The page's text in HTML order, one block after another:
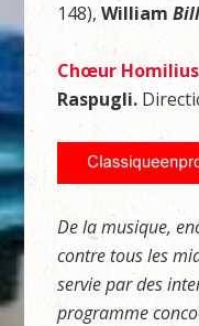
148),William
Chœur Homilius
Raspugli.
De la musique,
contre tous les
servie par des
programme